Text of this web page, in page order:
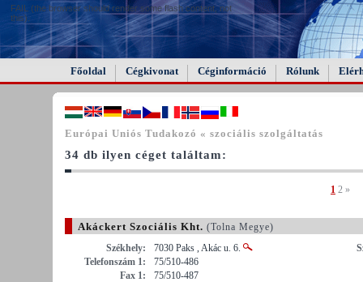
FAIL (the browser should render some flash content, not
this).
Főoldal Cégkivonat Céginformáció Rólunk
Európai Uniós Tudakozó « szociális szolgáltatás
34 db ilyen céget találtam:
1 2 »
Akáckert Szociális Kht. (Tolna Megye)
Székhely:
7030 Paks , Akác u. 6.
Telefonszám 1:
75/510-486
Fax 1:
75/510-487